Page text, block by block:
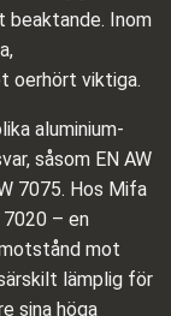
beaktande. Inom
oerhört viktiga.
aluminium-
såsom EN AW
7075. Hos Mifa
7020 – en
mot
lämplig för
sina höga